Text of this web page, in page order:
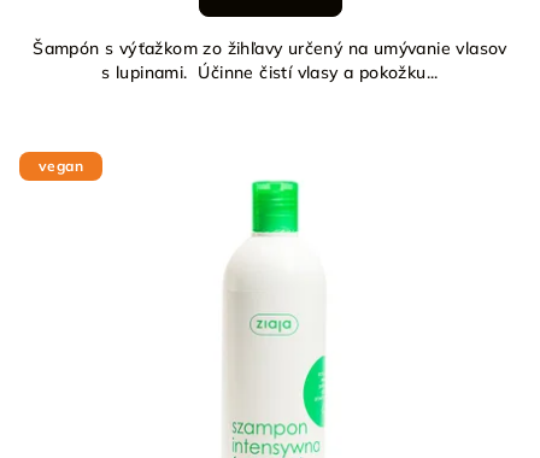
Šampón s výťažkom zo žihľavy určený na umývanie vlasov
s lupinami. Účinne čistí vlasy a pokožku...
vegan